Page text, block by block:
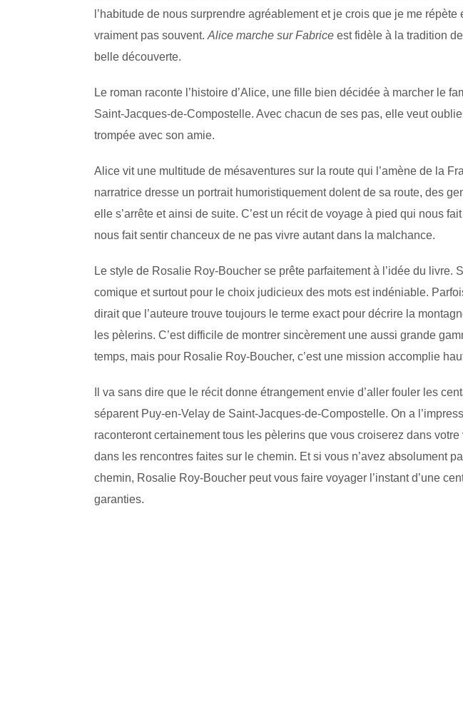
l’habitude de nous surprendre agréablement et je crois que je me répète
vraiment pas souvent. Alice marche sur Fabrice est fidèle à la tradition
belle découverte.
Le roman raconte l’histoire d’Alice, une fille bien décidée à marcher le
Saint-Jacques-de-Compostelle. Avec chacun de ses pas, elle veut
trompée avec son amie.
Alice vit une multitude de mésaventures sur la route qui l’amène de la
narratrice dresse un portrait humoristiquement dolent de sa route, des
elle s’arrête et ainsi de suite. C’est un récit de voyage à pied qui nous
nous fait sentir chanceux de ne pas vivre autant dans la malchance.
Le style de Rosalie Roy-Boucher se prête parfaitement à l’idée du livre.
comique et surtout pour le choix judicieux des mots est indéniable.
dirait que l’auteure trouve toujours le terme exact pour décrire la
les pèlerins. C’est difficile de montrer sincèrement une aussi grande
temps, mais pour Rosalie Roy-Boucher, c’est une mission accomplie
Il va sans dire que le récit donne étrangement envie d’aller fouler les
séparent Puy-en-Velay de Saint-Jacques-de-Compostelle. On a
raconteront certainement tous les pèlerins que vous croiserez dans
dans les rencontres faites sur le chemin. Et si vous n’avez absolument
chemin, Rosalie Roy-Boucher peut vous faire voyager l’instant d’une
garanties.